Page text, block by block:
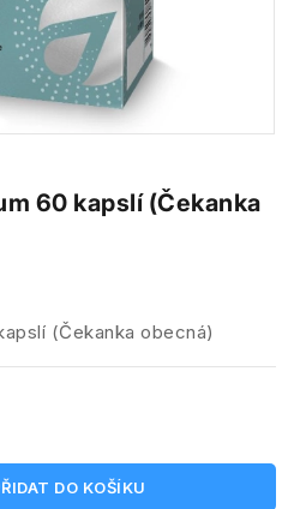
60 kapslí (Čekanka
(Čekanka obecná)
DO KOŠÍKU